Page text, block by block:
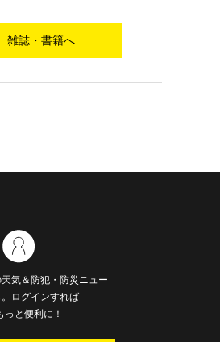
雑誌・書籍へ
気＆防犯・防災ニュー
ログインすれば
と便利に！